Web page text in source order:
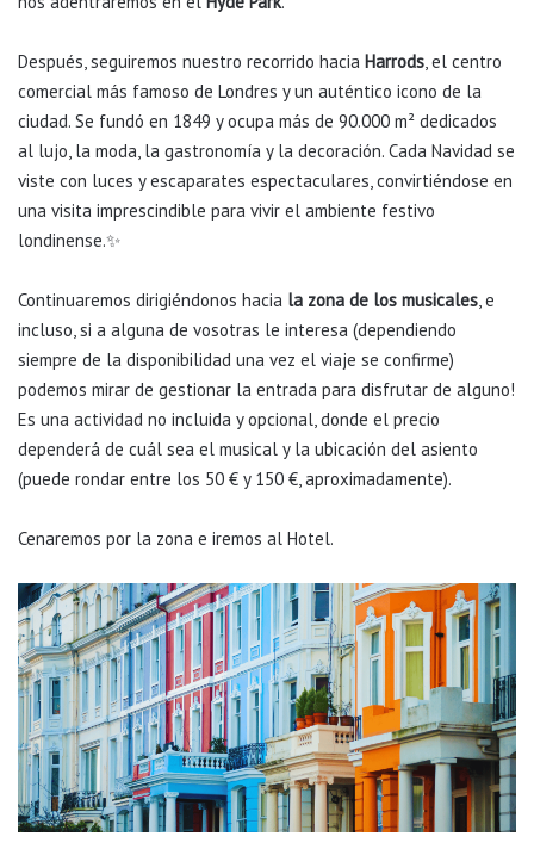
Después, seguiremos nuestro recorrido hacia Harrods, el centro
comercial más famoso de Londres y un auténtico icono de la
ciudad. Se fundó en 1849 y ocupa más de 90.000 m² dedicados
al lujo, la moda, la gastronomía y la decoración. Cada Navidad se
viste con luces y escaparates espectaculares, convirtiéndose en
una visita imprescindible para vivir el ambiente festivo
londinense.✨
Continuaremos dirigiéndonos hacia la zona de los musicales, e
incluso, si a alguna de vosotras le interesa (dependiendo
siempre de la disponibilidad una vez el viaje se confirme)
podemos mirar de gestionar la entrada para disfrutar de alguno!
Es una actividad no incluida y opcional, donde el precio
dependerá de cuál sea el musical y la ubicación del asiento
(puede rondar entre los 50 € y 150 €, aproximadamente).
Cenaremos por la zona e iremos al Hotel.